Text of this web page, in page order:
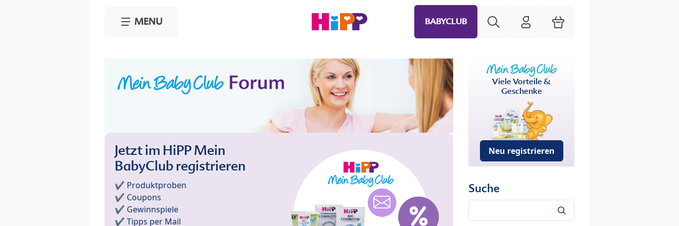
MENU BABYCLUB HiPP Mein Babyclub
Warenkorb
Jetzt im HiPP Mein
BabyClub registrieren
✔️ Produktproben
✔️ Coupons
✔️ Gewinnspiele
✔️ Tipps per Mail
Viele Vorteile &
Geschenke
Neu registrieren
Suche